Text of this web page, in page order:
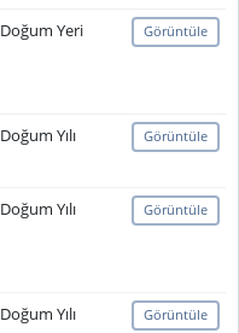
Doğum Yeri Görüntüle
Doğum Yılı Görüntüle
Doğum Yılı Görüntüle
Doğum Yılı Görüntüle